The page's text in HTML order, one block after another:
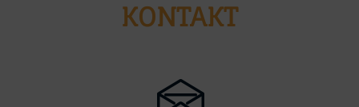
KONTAKT